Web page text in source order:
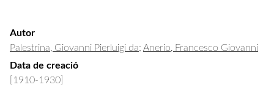
Autor
Palestrina, Giovanni Pierluigi da; Anerio, Francesco Giovanni
Data de creació
[1910-1930]